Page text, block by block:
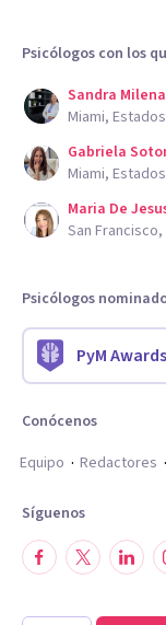
Psicólogos con los
Sandra
Miami,
Gabriela
Miami,
Maria De
San
Psicólogos
PyM
Conócenos
Equipo
Redactores
Síguenos